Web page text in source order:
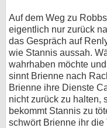
Auf dem Weg zu
eigentlich nur zurück
das Gespräch auf
wie Stannis aussah.
wahrhaben möchte
sinnt Brienne nach
Brienne ihre Dienste
nicht zurück zu halten,
bekommt Stannis zu
schwört Brienne ihr die